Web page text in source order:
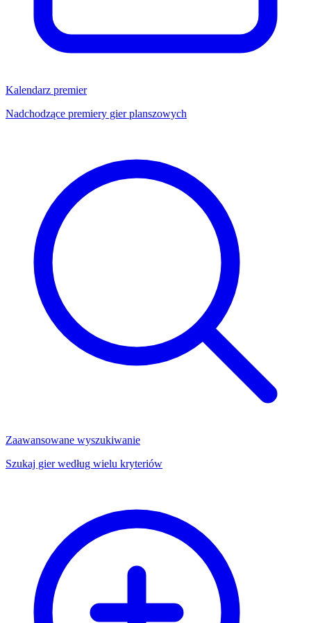
Kalendarz premier
Nadchodzące premiery gier planszowych
Zaawansowane wyszukiwanie
Szukaj gier według wielu kryteriów